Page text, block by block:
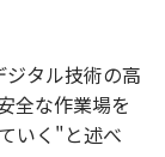
タル技術の高
全な作業場を
いく"と述べ